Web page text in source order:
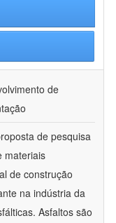
de
de pesquisa
materiais
de construção
na indústria da
Asfaltos são